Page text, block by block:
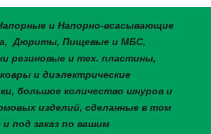
и Напорно-всасывающие
Дюриты, Пищевые и МБС,
резиновые и тех. пластины,
и диэлектрические
большое количество шнуров и
изделий, сделанные в том
и под заказ по вашим